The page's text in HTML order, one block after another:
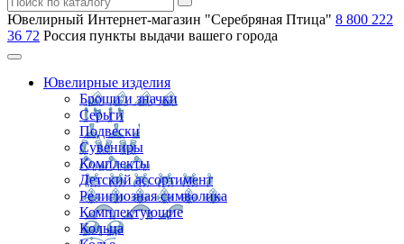
Ювелирный Интернет-магазин "Серебряная Птица" 8 800 222
36 72 Россия пункты выдачи вашего города
Ювелирные изделия
Броши и значки
Серьги
Подвески
Сувениры
Комплекты
Детский ассортимент
Религиозная символика
Комплектующие
Кольца